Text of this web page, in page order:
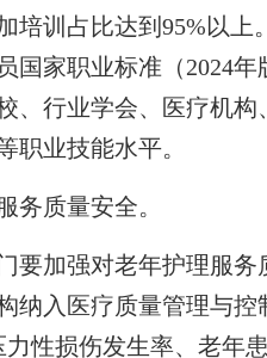
培训占比达到95%以
国家职业标准（2024
、行业学会、医疗机
职业技能水平。
务质量安全。
加强对老年护理服务
纳入医疗质量管理与
性损伤发生率、老年